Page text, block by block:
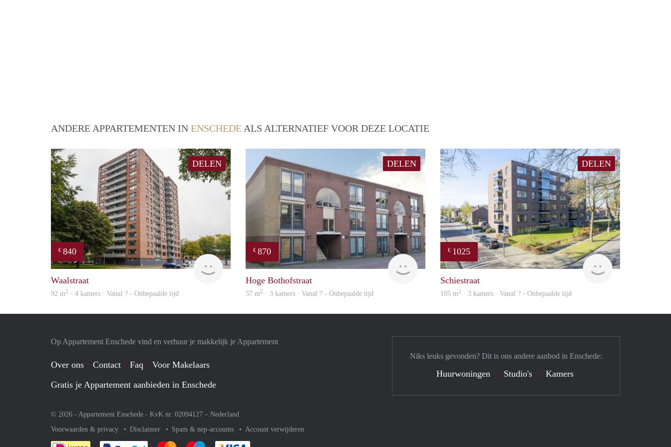
ANDERE APPARTEMENTEN IN ENSCHEDE ALS ALTERNATIEF VOOR DEZE LOCATIE
DELEN
€ 840
finder
Waalstraat
92 m2 · 4 kamers · Vanaf ? - Onbepaalde tijd
DELEN
€ 870
finder
Hoge Bothofstraat
57 m2 · 3 kamers · Vanaf ? - Onbepaalde tijd
DELEN
€ 1025
Woning
Schiestraat
105 m2 · 3 kamers · Vanaf ? - Onbepaalde tijd
Op Appartement Enschede vind en verhuur je makkelijk je Appartement
Over ons Contact Faq
Voor Makelaars
Gratis je Appartement aanbieden in Enschede
© 2026 - Appartement Enschede - KvK nr. 02094127 – Nederland
Voorwaarden & privacy
Disclaimer Spam & nep-accounts Account verwijderen
Niks leuks gevonden? Dit is ons andere aanbod in Enschede:
Huurwoningen Studio's Kamers